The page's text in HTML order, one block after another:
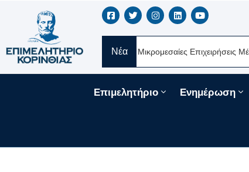
Νέα
330 Εκατ. Ευρώ Για Τις Μικρομεσαίες Επιχειρήσεις Μέσω
Επιμελητήριο Ενημέρωση